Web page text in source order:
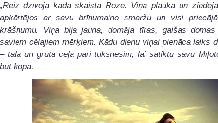
„Reiz dzīvoja kāda skaista Roze. Viņa plauka un
apkārtējos ar savu brīnumaino smaržu un visi
krāšņumu. Viņa bija jauna, domāja tīras, gaišas
saviem cēlajiem mērķiem. Kādu dienu viņai pienāca laiks
– tālā un grūtā ceļā pāri tuksnesim, lai satiktu savu
būt kopā.